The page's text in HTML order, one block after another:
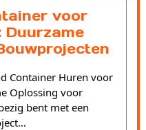
voor
Duurzame
Container Huren voor
Oplossing voor
bent met een